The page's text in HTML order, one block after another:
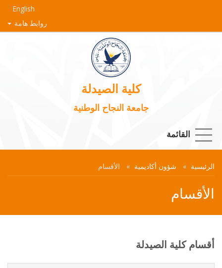
English
روابط هامة
كلية الصيدلة
جامعة النجاح الوطنية
القائمة
الرئيسية شؤون أكاديمية الأقسام
الأقسام
أقسام كلية الصيدلة